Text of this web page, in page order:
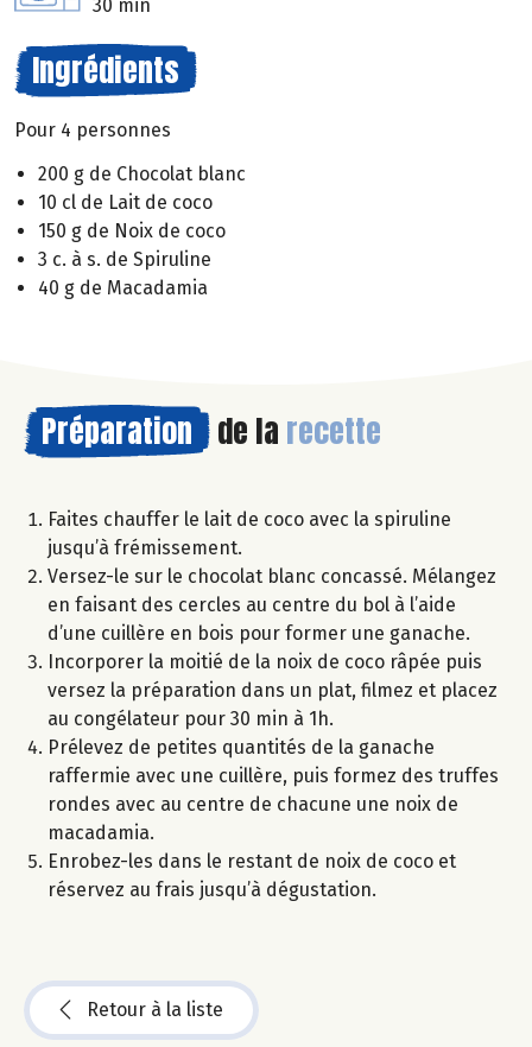
30 min
Ingrédients
Pour 4 personnes
200 g de Chocolat blanc
10 cl de Lait de coco
150 g de Noix de coco
3 c. à s. de Spiruline
40 g de Macadamia
Préparation de la recette
Faites chauffer le lait de coco avec la spiruline
jusqu’à frémissement.
Versez-le sur le chocolat blanc concassé. Mélangez
en faisant des cercles au centre du bol à l’aide
d’une cuillère en bois pour former une ganache.
Incorporer la moitié de la noix de coco râpée puis
versez la préparation dans un plat, filmez et placez
au congélateur pour 30 min à 1h.
Prélevez de petites quantités de la ganache
raffermie avec une cuillère, puis formez des truffes
rondes avec au centre de chacune une noix de
macadamia.
Enrobez-les dans le restant de noix de coco et
réservez au frais jusqu’à dégustation.
Retour à la liste